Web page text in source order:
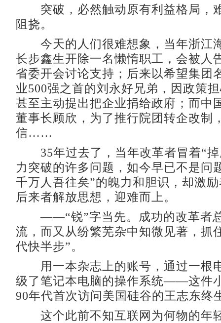
突破，必然触动原有利益格局，
阻挠。
今天的人们很难想象，当年浙江
长步鑫生开除一名懒惰职工，会被人
省委开会讨论支持；后来以希望集团
业500强之首的刘永好兄弟，因政策
甚至主动提出把企业捐给政府；而中
董事长顾欣，为了推行院团转企改制
信……
35年过去了，当年改革者冒着“掉
力突破的许多问题，如今早已不是问
千万人吾往矣”的魄力和胆识，却激
后来者解放思想，迎难而上。
——“锐”字当先。成功的改革者总
流，而又从纷繁芜杂中知微见著，抓
代快半步”。
用一本杂志上的账号，通过一根
级了笔记本电脑的操作系统——这件
90年代首次访问美国硅谷的王志东终
这个此前不知互联网为何物的年